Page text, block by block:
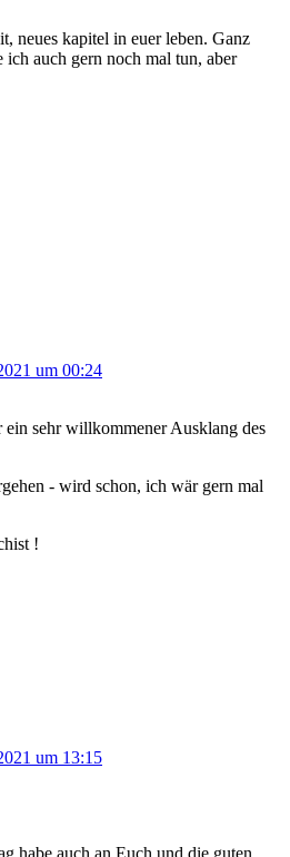
neues kapitel in euer leben. Ganz
ich auch gern noch mal tun, aber
um 00:24
ein sehr willkommener Ausklang des
- wird schon, ich wär gern mal
!
um 13:15
habe auch an Euch und die guten